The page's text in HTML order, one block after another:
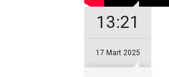
13:21
17 Mart 2025